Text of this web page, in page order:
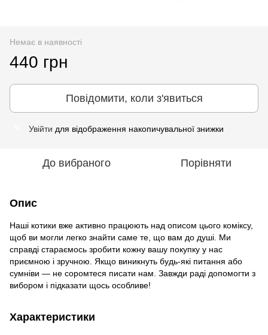
Немає в наявності
440 грн
Повідомити, коли з'явиться
Увійти для відображення накопичувальної знижки
До вибраного Порівняти
Опис
Наші котики вже активно працюють над описом цього коміксу,
щоб ви могли легко знайти саме те, що вам до душі. Ми
справді стараємось зробити кожну вашу покупку у нас
приємною і зручною. Якщо виникнуть будь-які питання або
сумніви — не соромтеся писати нам. Завжди раді допомогти з
вибором і підказати щось особливе!
Характеристики